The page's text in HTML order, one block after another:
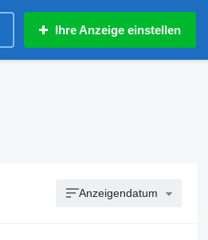
Ihre Anzeige einstellen
Anzeigendatum